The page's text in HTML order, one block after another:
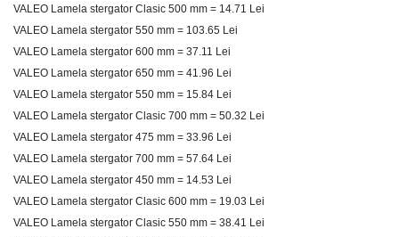
VALEO Lamela stergator Clasic 500 mm = 14.71 Lei
VALEO Lamela stergator 550 mm = 103.65 Lei
VALEO Lamela stergator 600 mm = 37.11 Lei
VALEO Lamela stergator 650 mm = 41.96 Lei
VALEO Lamela stergator 550 mm = 15.84 Lei
VALEO Lamela stergator Clasic 700 mm = 50.32 Lei
VALEO Lamela stergator 475 mm = 33.96 Lei
VALEO Lamela stergator 700 mm = 57.64 Lei
VALEO Lamela stergator 450 mm = 14.53 Lei
VALEO Lamela stergator Clasic 600 mm = 19.03 Lei
VALEO Lamela stergator Clasic 550 mm = 38.41 Lei